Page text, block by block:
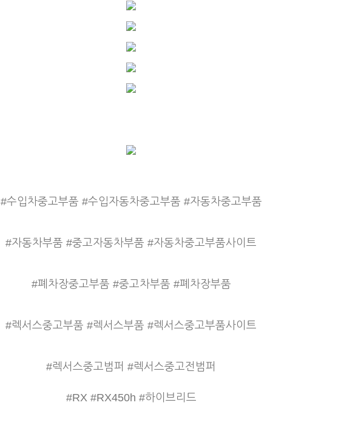
#수입차중고부품 #수입자동차중고부품 #자동차중고부품
#자동차부품 #중고자동차부품 #자동차중고부품사이트
#폐차장중고부품 #중고차부품 #폐차장부품
#렉서스중고부품 #렉서스부품 #렉서스중고부품사이트
#렉서스중고범퍼 #렉서스중고전범퍼
#RX #RX450h #하이브리드